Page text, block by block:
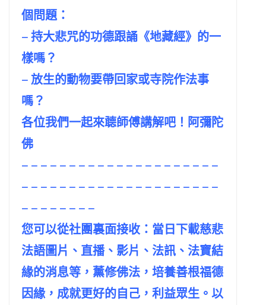
個問題：
– 持大悲咒的功德跟誦《地藏經》的一
樣嗎？
– 放生的動物要帶回家或寺院作法事
嗎？
各位我們一起來聼師傅講解吧！阿彌陀
佛
– – – – – – – – – – – – – – – – – – – – –
– – – – – – – – – – – – – – – – – – – – –
– – – – – – – –
您可以從社團裏面接收：當日下載慈悲
法語圖片、直播、影片、法訊、法寶結
緣的消息等，薰修佛法，培養善根福德
因緣，成就更好的自己，利益眾生。以